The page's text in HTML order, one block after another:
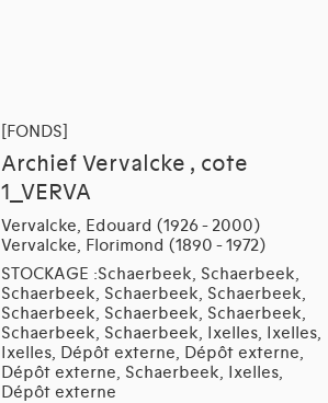
[FONDS]
Archief Vervalcke , cote
1_VERVA
Vervalcke, Edouard (1926 - 2000)
Vervalcke, Florimond (1890 - 1972)
STOCKAGE :Schaerbeek, Schaerbeek,
Schaerbeek, Schaerbeek, Schaerbeek,
Schaerbeek, Schaerbeek, Schaerbeek,
Schaerbeek, Schaerbeek, Ixelles, Ixelles,
Ixelles, Dépôt externe, Dépôt externe,
Dépôt externe, Schaerbeek, Ixelles,
Dépôt externe